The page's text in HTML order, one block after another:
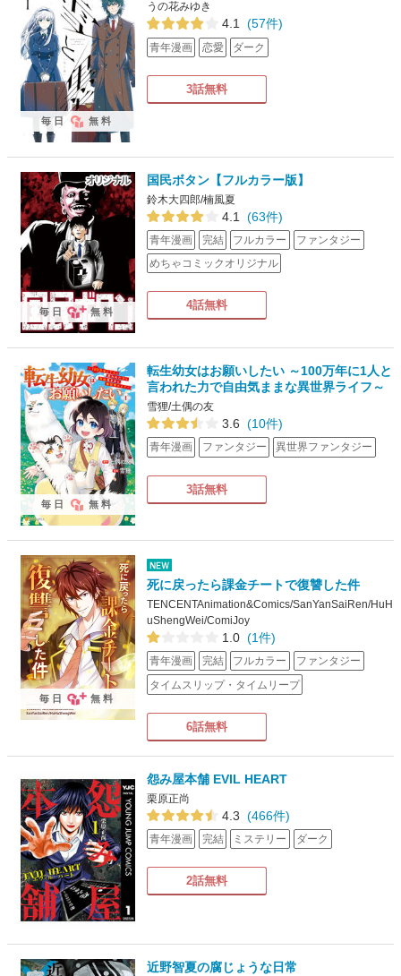
うの花みゆき
4.1 (57件)
青年漫画 恋愛 ダーク
3話無料
毎日 無料
国民ボタン【フルカラー版】
鈴木大四郎/楠風夏
4.1 (63件)
青年漫画 完結 フルカラー
ファンタジー
めちゃコミックオリジナル
4話無料
毎日 無料
転生幼女はお願いしたい ～100万年に1人と
言われた力で自由気ままな異世界ライフ～
雪狸/土偶の友
3.6 (10件)
青年漫画 ファンタジー 異世界ファンタジー
3話無料
毎日 無料
死に戻ったら課金チートで復讐した件
TENCENTAnimation&Comics/SanYanSaiRen/HuH
uShengWei/ComiJoy
1.0 (1件)
青年漫画 完結 フルカラー
ファンタジー
タイムスリップ・タイムリープ
6話無料
毎日 無料
怨み屋本舗 EVIL HEART
栗原正尚
4.3 (466件)
青年漫画 完結 ミステリー ダーク
2話無料
近野智夏の腐じょうな日常